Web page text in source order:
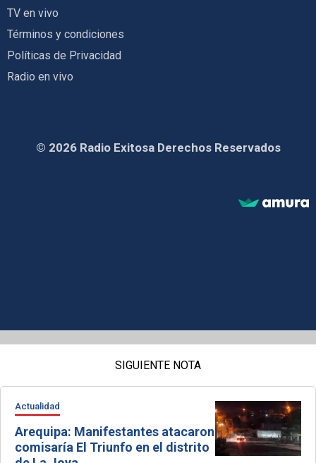
TV en vivo
Términos y condiciones
Políticas de Privacidad
Radio en vivo
© 2026 Radio Exitosa Derechos Reservados
SIGUIENTE NOTA
Actualidad
Arequipa: Manifestantes atacaron
comisaría El Triunfo en el distrito